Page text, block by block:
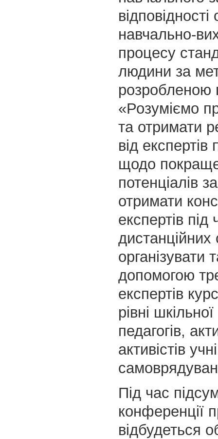
відповідності
навчально-
процесу
людини за
розробленою
«Розуміємо
та отримати
від експертів
щодо
потенціалів
отримати
експертів під
дистанційних
організувати
допомогою
експертів
рівні
педагогів,
активістів
Під час
конференції
відбудеться